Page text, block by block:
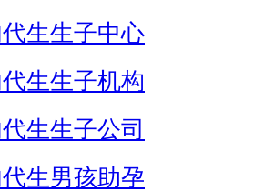
代生生子中心
生生子机构
生生子公司
生男孩助孕